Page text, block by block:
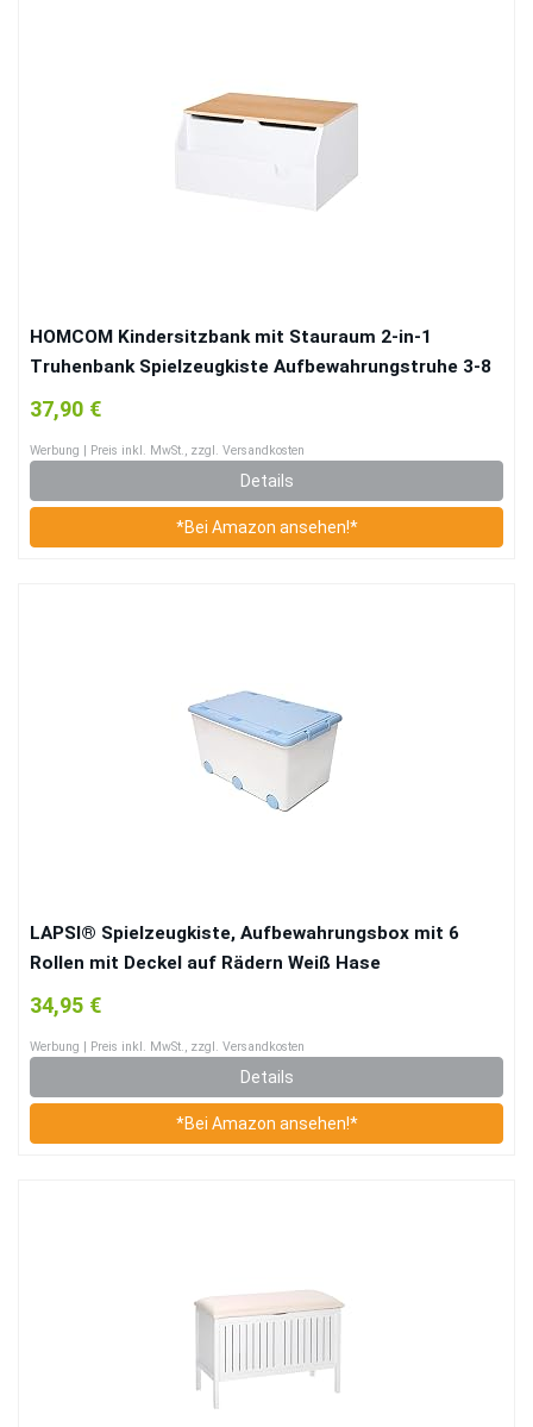
HOMCOM Kindersitzbank mit Stauraum 2-in-1
Truhenbank Spielzeugkiste Aufbewahrungstruhe 3-8
Jahre Kindermöbel Weiß 58 x 43 x 30 cm
37,90 €
Werbung | Preis inkl. MwSt., zzgl. Versandkosten
Details
*Bei Amazon ansehen!*
LAPSI® Spielzeugkiste, Aufbewahrungsbox mit 6
Rollen mit Deckel auf Rädern Weiß Hase
34,95 €
Werbung | Preis inkl. MwSt., zzgl. Versandkosten
Details
*Bei Amazon ansehen!*